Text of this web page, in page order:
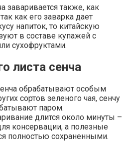
заваривается также, как
как его заварка дает
напиток, то китайскую
в составе купажей с
сухофруктами.
листа сенча
обрабатывают особым
сортов зеленого чая, сенчу
паром.
длится около минуты –
консервации, а полезные
полностью сохраненными.